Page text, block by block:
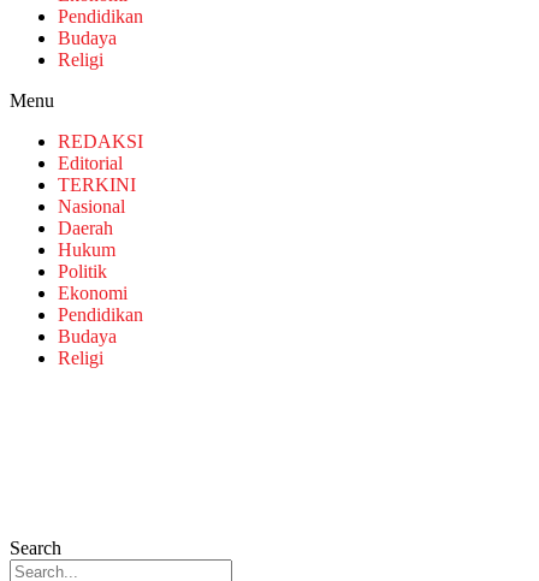
Pendidikan
Budaya
Religi
Menu
REDAKSI
Editorial
TERKINI
Nasional
Daerah
Hukum
Politik
Ekonomi
Pendidikan
Budaya
Religi
Search